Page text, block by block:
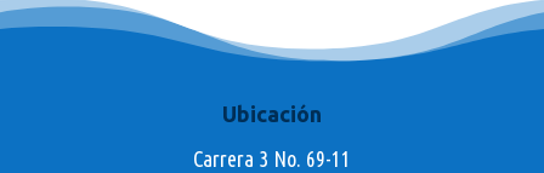
Ubicación
Carrera 3 No. 69-11